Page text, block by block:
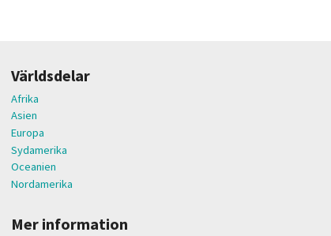
Världsdelar
Afrika
Asien
Europa
Sydamerika
Oceanien
Nordamerika
Mer information